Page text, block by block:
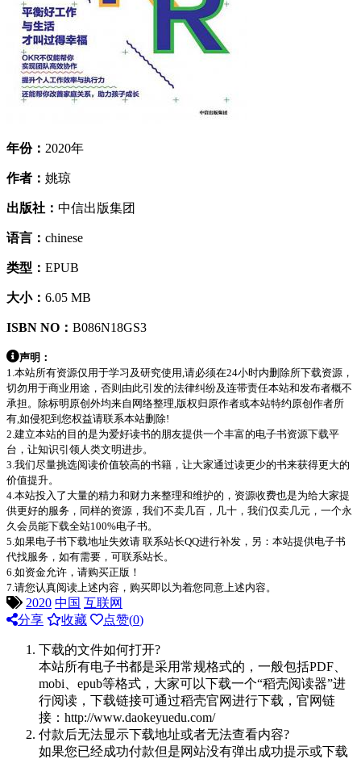
年份： 2020年
作者： 姚琼
出版社： 中信出版集团
语言： chinese
类型： EPUB
大小： 6.05 MB
ISBN NO： B086N18GS3
声明：
1.本站所有资源仅用于学习及研究使用,请必须在24小时内删除所下载资源，
切勿用于商业用途，否则由此引发的法律纠纷及连带责任本站和发布者概不
承担。除标明原创外均来自网络整理,版权归原作者或本站特约原创作者所
有,如侵犯到您权益请联系本站删除!
2.建立本站的目的是为爱好读书的朋友提供一个丰富的电子书资源下载平
台，让知识引领人类文明进步。
3.我们尽量挑选阅读价值较高的书籍，让大家通过读更少的书来获得更大的
价值提升。
4.本站投入了大量的精力和财力来整理和维护的，资源收费也是为给大家提
供更好的服务，同样的资源，我们不卖几百，几十，我们仅卖几元，一个永
久会员能下载全站100%电子书。
5.如果电子书下载地址失效请 联系站长QQ进行补发，另：本站提供电子书
代找服务，如有需要，可联系站长。
6.如资金允许，请购买正版！
7.请您认真阅读上述内容，购买即以为着您同意上述内容。
2020 中国 互联网
分享
收藏 点赞(0)
下载的文件如何打开?
本站所有电子书都是采用常规格式的，一般包括PDF、
mobi、epub等格式，大家可以下载一个“稻壳阅读器”进
行阅读，下载链接可通过稻壳官网进行下载，官网链
接：http://www.daokeyuedu.com/
付款后无法显示下载地址或者无法查看内容?
如果您已经成功付款但是网站没有弹出成功提示或下载